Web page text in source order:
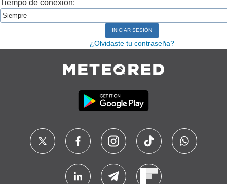
Tiempo de conexión:
¿Olvidaste tu contraseña?